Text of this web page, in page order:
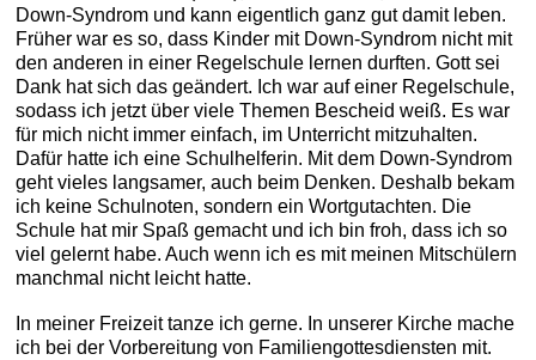
Down-Syndrom und kann eigentlich ganz gut damit leben.
Früher war es so, dass Kinder mit Down-Syndrom nicht mit
den anderen in einer Regelschule lernen durften. Gott sei
Dank hat sich das geändert. Ich war auf einer Regelschule,
sodass ich jetzt über viele Themen Bescheid weiß. Es war
für mich nicht immer einfach, im Unterricht mitzuhalten.
Dafür hatte ich eine Schulhelferin. Mit dem Down-Syndrom
geht vieles langsamer, auch beim Denken. Deshalb bekam
ich keine Schulnoten, sondern ein Wortgutachten. Die
Schule hat mir Spaß gemacht und ich bin froh, dass ich so
viel gelernt habe. Auch wenn ich es mit meinen Mitschülern
manchmal nicht leicht hatte.
In meiner Freizeit tanze ich gerne. In unserer Kirche mache
ich bei der Vorbereitung von Familiengottesdiensten mit.